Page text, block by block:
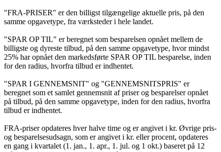
"FRA-PRISER" er den billigst tilgængelige aktuelle pris, på den
samme opgavetype, fra værksteder i hele landet.
"SPAR OP TIL" er beregnet som besparelsen opnået mellem de
billigste og dyreste tilbud, på den samme opgavetype, hvor mindst
25% har opnået den markedsførte SPAR OP TIL besparelse, inden
for den radius, hvorfra tilbud er indhentet.
"SPAR I GENNEMSNIT" og "GENNEMSNITSPRIS" er
beregnet som et samlet gennemsnit af priser og besparelser opnået
på tilbud, på den samme opgavetype, inden for den radius, hvorfra
tilbud er indhentet.
FRA-priser opdateres hver halve time og er angivet i kr. Øvrige pris-
og besparelsesudsagn, som er angivet i kr. eller procent, opdateres
en gang i kvartalet (1. jan., 1. apr., 1. jul. og 1 okt.) baseret på 12